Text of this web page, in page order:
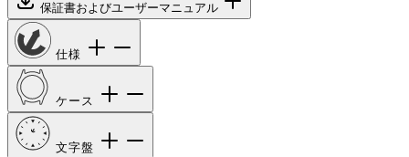
保証書およびユーザーマニュアル
仕様
ケース
文字盤